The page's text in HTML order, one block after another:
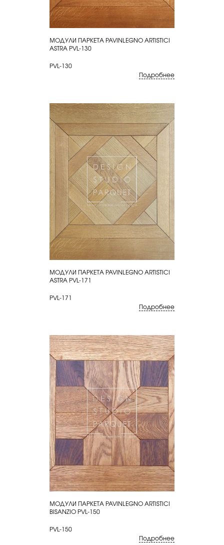
КУПИТЬ
МОДУЛИ ПАРКЕТА PAVINLEGNO ARTISTICI
ASTRA PVL-130
PVL-130
Подробнее
КУПИТЬ
МОДУЛИ ПАРКЕТА PAVINLEGNO ARTISTICI
ASTRA PVL-171
PVL-171
Подробнее
КУПИТЬ
МОДУЛИ ПАРКЕТА PAVINLEGNO ARTISTICI
BISANZIO PVL-150
PVL-150
Подробнее